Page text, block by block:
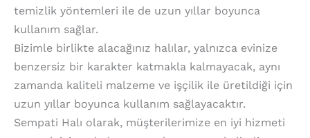
temizlik yöntemleri ile de uzun yıllar boyunca
kullanım sağlar.
Bizimle birlikte alacağınız halılar, yalnızca evinize
benzersiz bir karakter katmakla kalmayacak, aynı
zamanda kaliteli malzeme ve işçilik ile üretildiği için
uzun yıllar boyunca kullanım sağlayacaktır.
Sempati Halı olarak, müşterilerimize en iyi hizmeti